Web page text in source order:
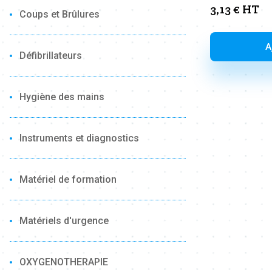
Coups et Brûlures
Défibrillateurs
Hygiène des mains
Instruments et diagnostics
Matériel de formation
Matériels d'urgence
OXYGENOTHERAPIE
3,13€ HT